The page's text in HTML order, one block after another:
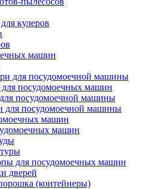
кулеров
машин
для посудомоечной машины
для посудомоечных машин
посудомоечной машины
для посудомоечной машины
машин
машин
для посудомоечных машин
дверей
(контейнеры)